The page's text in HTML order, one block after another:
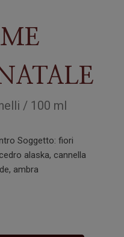
/ 100 ml
Soggetto: fiori
alaska, cannella
ambra